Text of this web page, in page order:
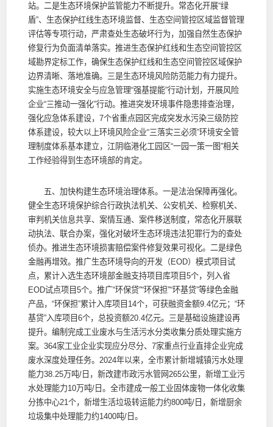
站。二是生态环境保护监管能力不断提升。常态化开展“绿
盾”、生态保护红线生态环境监督、生态空间管控区域监督管理
评估等专项行动，严肃查处生态破坏行为，加强自然生态保护
修复行为负面清单落实。推进生态保护红线和生态空间管控区
域勘界定标工作，确保生态保护红线和生态空间管控区域保护
边界清晰、落地准确。三是生态环境风险防范能力有力提升。
实施生态环境安全与应急管理“强基提能”行动计划，开展风险
企业“三推动一强化”行动。推进突发环境事件隐患排查治理，
强化应急体系建设，7个省重点园区完成突发水污染三级防控
体系建设，较大以上环境风险企业“三落实三必须”环境安全管
理制度体系基本建立，江阴临港化工园区“一园一策一图”相关
工作经验得到生态环境部的肯定。
五、加快构建生态环境治理体系。一是法治保障再强化。
健全生态环境保护综合行政执法机关、公安机关、检察机关、
审判机关信息共享、案情互通、案件移送制度，常态化开展联
动执法、联合办案，强化对破坏生态环境违法犯罪行为的查处
侦办。推进生态环境损害赔偿案件修复效果可视化。二是绿色
金融再增效。推广生态环境导向的开发（EOD）模式项目试
点，累计入选生态环境部金融支持项目库项目5个，列入省
EOD试点项目5个。推广“环保贷”“环保担”“环基贷”等绿色金融
产品，“环保担”累计入库项目14个，可获融资金额9.4亿元；“环
基贷”入库项目6个，总投资额20.4亿元。三是基础设施建设再
提升。编制完成工业废水与生活污水分类收集分质处理实施方
案。364家工业企业实现应分尽分、7家重点行业直排企业完成
废水深度处理任务。2024年以来，全市累计新增城镇污水处理
能力38.25万吨/日，新改建市政污水管网265公里，新增工业污
水处理能力10万吨/日。全市建成一般工业固体废物一体化收集
分拣中心21个，新增生活垃圾转运能力约800吨/日，新增厨余
垃圾集中处理能力约1400吨/日。